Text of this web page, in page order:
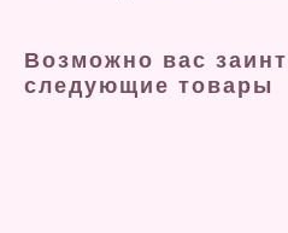
Возможно вас
следующие товары